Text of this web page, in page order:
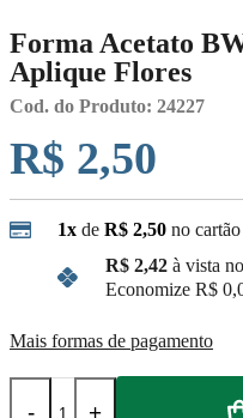
Forma Acetato
Aplique Flores
Cod. do Produto: 24227
R$ 2,50
1x de R$ 2,50 no
R$ 2,42 à vista
Economize R$
Mais formas de pagamento